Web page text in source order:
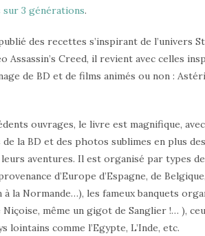
sur 3 générations.
des recettes s’inspirant de l’univers
Assassin’s Creed, il revient avec celles
de BD et de films animés ou non :
ouvrages, le livre est magnifique,
la BD et des photos sublimes en plus
aventures. Il est organisé par types
d’Europe d’Espagne, de
la Normande…), les fameux banquets
Niçoise, même un gigot de Sanglier !… ),
lointains comme l’Egypte, L’Inde, etc.